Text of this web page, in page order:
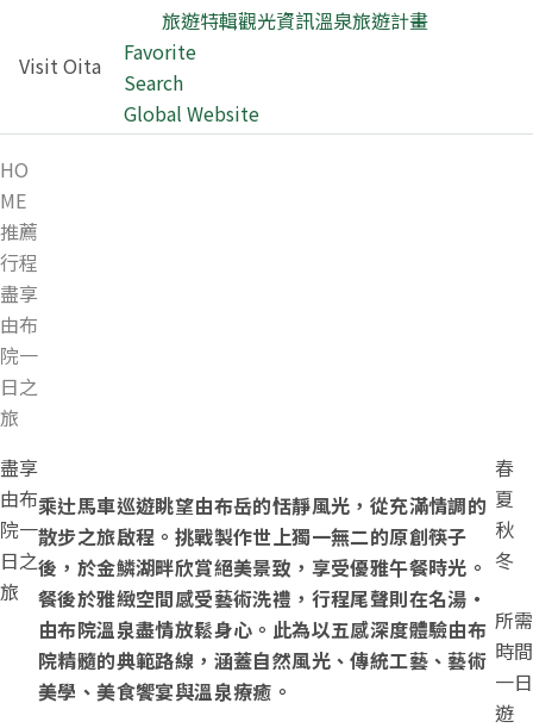
Visit Oita
旅遊特輯觀光資訊溫泉旅遊計畫
Favorite
Search
Global Website
HO
ME
推薦
行程
盡享
由布
院一
日之
旅
盡享
由布
院一
日之
旅
乘辻馬車巡遊眺望由布岳的恬靜風光，從充滿情調的
散步之旅啟程。挑戰製作世上獨一無二的原創筷子
後，於金鱗湖畔欣賞絕美景致，享受優雅午餐時光。
餐後於雅緻空間感受藝術洗禮，行程尾聲則在名湯・
由布院溫泉盡情放鬆身心。此為以五感深度體驗由布
院精髓的典範路線，涵蓋自然風光、傳統工藝、藝術
美學、美食饗宴與溫泉療癒。
春
夏
秋
冬
所需
時間
一日
遊